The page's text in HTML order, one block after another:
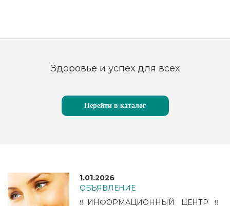
Здоровье и успех для всех
Перейти в каталог
1.01.2026
ОБЪЯВЛЕНИЕ
‼️ИНФОРМАЦИОННЫЙ ЦЕНТР ‼️